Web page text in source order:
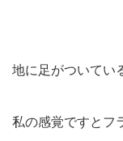
地に足がついてい
私の感覚ですとフ